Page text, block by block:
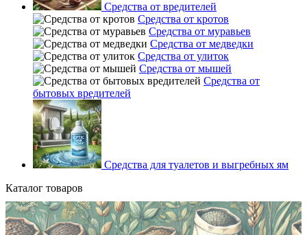
Средства от вредителей
Средства от кротов
Средства от муравьев
Средства от медведки
Средства от улиток
Средства от мышей
Средства от
бытовых вредителей
Средства для туалетов и выгребных ям
Каталог товаров